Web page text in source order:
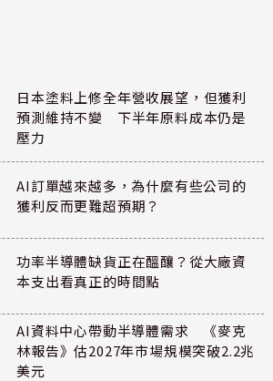
日本塗料上修全年營收展望，但獲利
預測維持不變 下半年原料成本仍是
壓力
AI訂單越來越多，為什麼有些公司的
獲利反而更難超預期？
功率半導體缺貨正在醞釀？從大廠資
本支出看真正的時間點
AI資料中心帶動半導體需求 《麥克
林報告》估2027年市場規模突破2.2兆
美元